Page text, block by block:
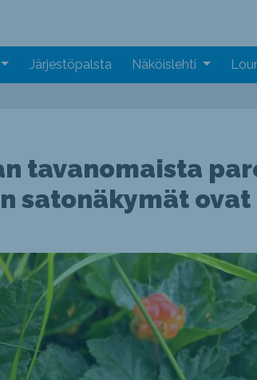
Järjestöpalsta Näköislehti
tavanomaista
satonäkymät